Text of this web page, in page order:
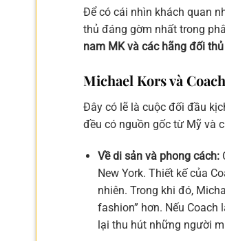
Để có cái nhìn khách quan
thủ đáng gờm nhất trong
nam MK và các hãng đối thủ
Michael Kors và
Đây có lẽ là cuộc đối đầu
đều có nguồn gốc từ Mỹ và
Về di sản và phong cách:
New York. Thiết kế của
nhiên. Trong khi đó,
fashion” hơn. Nếu
lại thu hút những người